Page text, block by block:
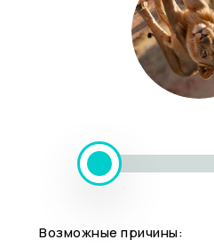
Возможные причины: